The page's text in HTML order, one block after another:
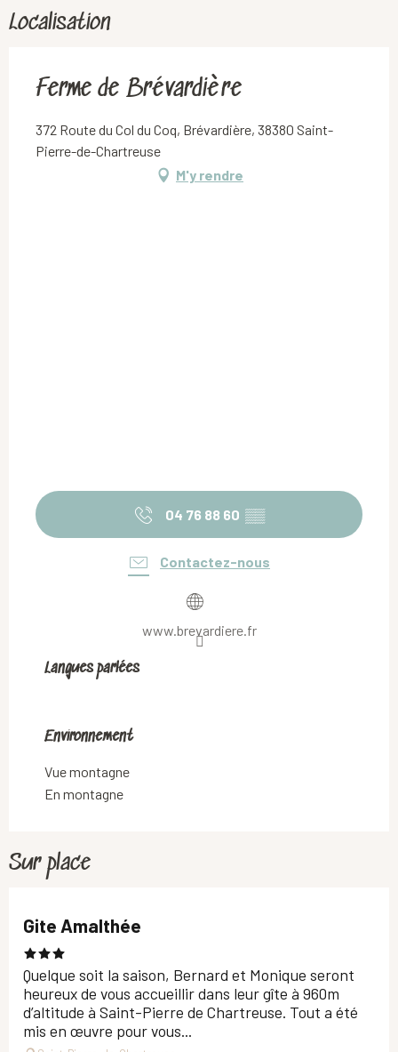
Localisation
Ferme de Brévardière
372 Route du Col du Coq, Brévardière, 38380 Saint-
Pierre-de-Chartreuse
M'y rendre
04 76 88 60 ▒▒
Contactez-nous
www.brevardiere.fr
Langues parlées
Langues parlées
Environnement
Environnement
Vue montagne
En montagne
Sur place
Gite Amalthée
Quelque soit la saison, Bernard et Monique seront
heureux de vous accueillir dans leur gîte à 960m
d’altitude à Saint-Pierre de Chartreuse. Tout a été
mis en œuvre pour vous...